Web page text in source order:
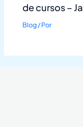
de cursos –
Blog/ Por